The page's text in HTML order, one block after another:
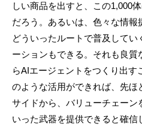
しい商品を出すと、この1,000
だろう。あるいは、色々な情
どういったルートで普及して
ーションもできる。それも良
らAIエージェントをつくり出す
のような活用ができれば、先
サイドから、バリューチェーン
いった武器を提供できると確信